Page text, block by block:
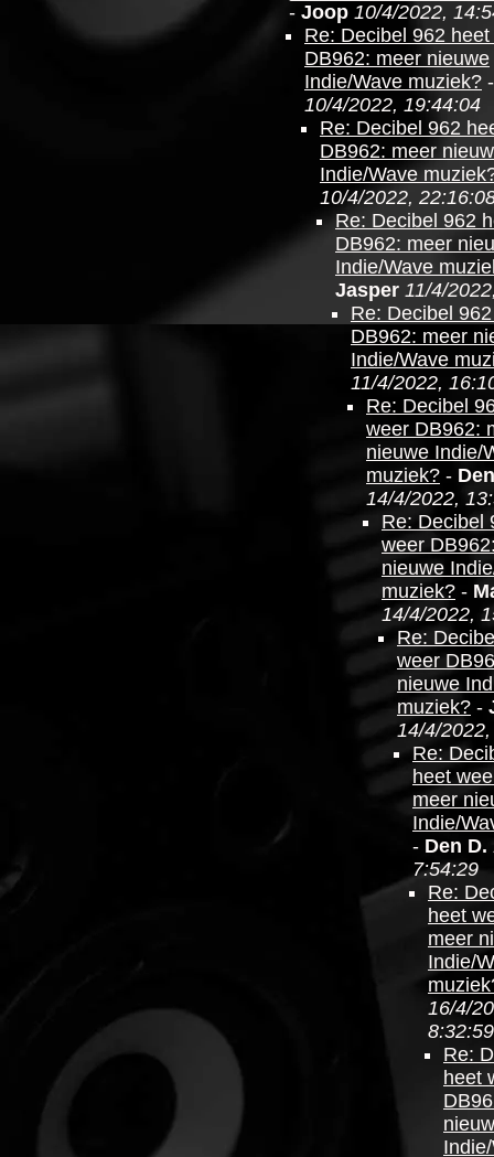
- Joop 10/4/2022,
Re: Decibel 962
DB962: meer nieuwe
Indie/Wave muziek?
10/4/2022, 19:44:04
Re: Decibel 962
DB962: meer
Indie/Wave
10/4/2022,
Re: Decibel 962
DB962: meer
Indie/Wave
Jasper 11/4/
Re: Decibel
DB962: meer
Indie/Wave
11/4/2022,
Re: Decibel
weer DB962:
nieuwe Indie/
muziek? -
14/4/2022,
Re: Decibel
weer
nieuwe
muziek? -
14/4/2022,
Re:
weer
nieuwe
muziek? -
14/4/
Re:
heet
meer
Indie/
- Den D.
7:54:29
Re:
heet
meer
Indie/
16/4/
8:32:59
Re:
heet